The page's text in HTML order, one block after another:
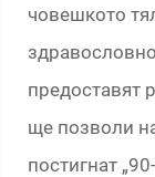
човешкото
предоставят
ще позволи
постигнат